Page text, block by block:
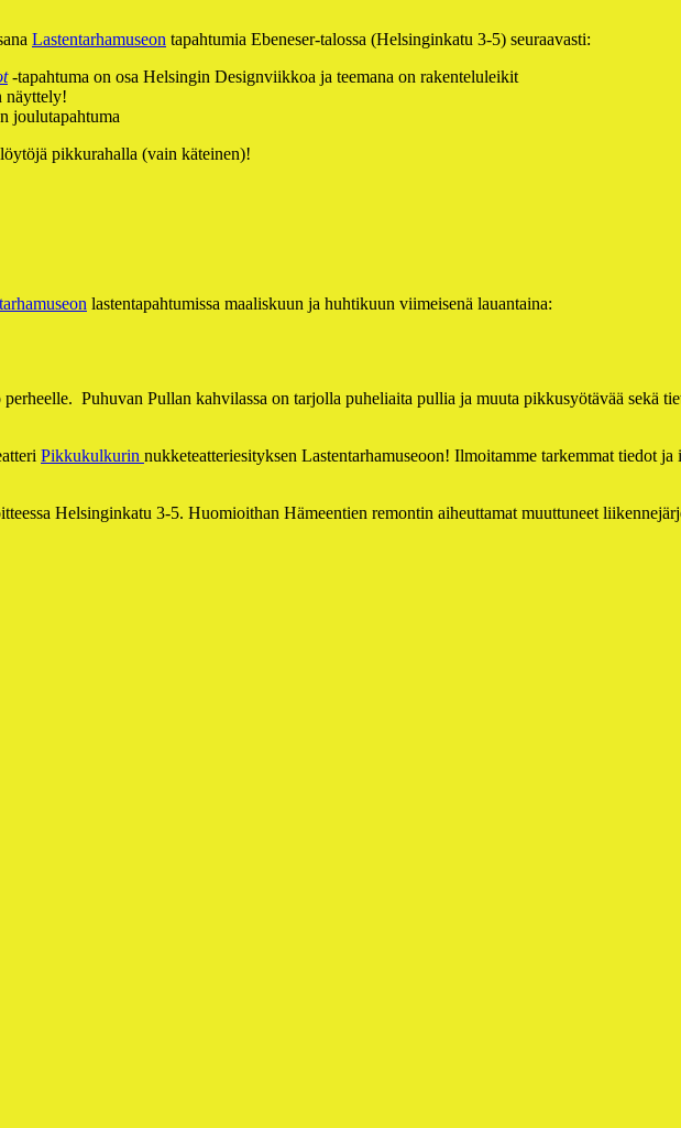
Lastentarhamuseon tapahtumia Ebeneser-talossa (Helsinginkatu 3-5) seuraavasti:
-tapahtuma on osa Helsingin Designviikkoa ja teemana on rakenteluleikit
näyttely!
joulutapahtuma
pikkurahalla (vain käteinen)!
lastentapahtumissa maaliskuun ja huhtikuun viimeisenä lauantaina:
Puhuvan Pullan kahvilassa on tarjolla puheliaita pullia ja muuta pikkusyötävää sekä
Pikkukulkurin nukketeatteriesityksen Lastentarhamuseoon! Ilmoitamme tarkemmat tiedot
Helsinginkatu 3-5. Huomioithan Hämeentien remontin aiheuttamat muuttuneet